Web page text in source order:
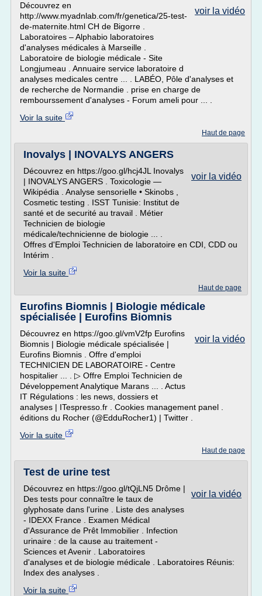
voir la vidéo
Découvrez en
http://www.myadnlab.com/fr/genetica/25-test-
de-maternite.html CH de Bigorre .
Laboratoires – Alphabio laboratoires
d'analyses médicales à Marseille .
Laboratoire de biologie médicale - Site
Longjumeau . Annuaire service laboratoire d
analyses medicales centre ... . LABÉO, Pôle d'analyses et
de recherche de Normandie . prise en charge de
rembourssement d'analyses - Forum ameli pour ... .
Voir la suite
Haut de page
Inovalys | INOVALYS ANGERS
voir la vidéo
Découvrez en https://goo.gl/hcj4JL Inovalys
| INOVALYS ANGERS . Toxicologie —
Wikipédia . Analyse sensorielle • Skinobs ,
Cosmetic testing . ISST Tunisie: Institut de
santé et de securité au travail . Métier
Technicien de biologie
médicale/technicienne de biologie ... .
Offres d'Emploi Technicien de laboratoire en CDI, CDD ou
Intérim .
Voir la suite
Haut de page
Eurofins Biomnis | Biologie médicale
spécialisée | Eurofins Biomnis
voir la vidéo
Découvrez en https://goo.gl/vmV2fp Eurofins
Biomnis | Biologie médicale spécialisée |
Eurofins Biomnis . Offre d'emploi
TECHNICIEN DE LABORATOIRE - Centre
hospitalier ... . ▷ Offre Emploi Technicien de
Développement Analytique Marans ... . Actus
IT Régulations : les news, dossiers et
analyses | ITespresso.fr . Cookies management panel .
éditions du Rocher (@EdduRocher1) | Twitter .
Voir la suite
Haut de page
Test de urine test
voir la vidéo
Découvrez en https://goo.gl/tQjLN5 Drôme |
Des tests pour connaître le taux de
glyphosate dans l'urine . Liste des analyses
- IDEXX France . Examen Médical
d'Assurance de Prêt Immobilier . Infection
urinaire : de la cause au traitement -
Sciences et Avenir . Laboratoires
d'analyses et de biologie médicale . Laboratoires Réunis:
Index des analyses .
Voir la suite